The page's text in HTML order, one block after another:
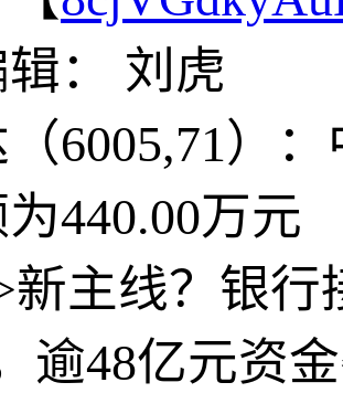
： 刘虎
6005,71）
440.00万元
新主线？银行
逾48亿元资